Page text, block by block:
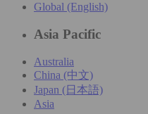
Global (English)
Asia Pacific
Australia
China (中文)
Japan (日本語)
Asia